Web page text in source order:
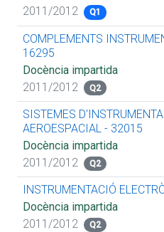
2011/2012
Q1
COMPLEMENTS
16295
Docència impartida
2011/2012
Q2
SISTEMES
AEROESPACIAL - 32015
Docència impartida
2011/2012
Q2
INSTRUMENTACIÓ
Docència impartida
2011/2012
Q2